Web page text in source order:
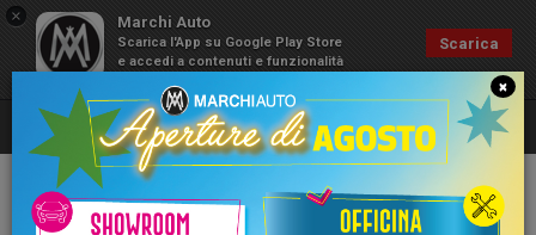
× Marchi Auto
Scarica l'App su Google Play Store
e accedi a contenuti e funzionalità
Scarica
×